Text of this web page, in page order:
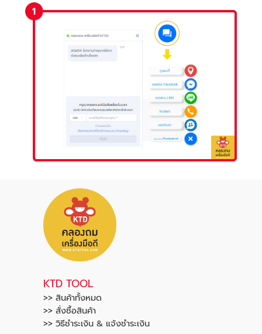
KTD TOOL
>> สินค้าทั้งหมด
>> สั่งซื้อสินค้า
>> วิธีชำระเงิน & แจ้งชำระเงิน